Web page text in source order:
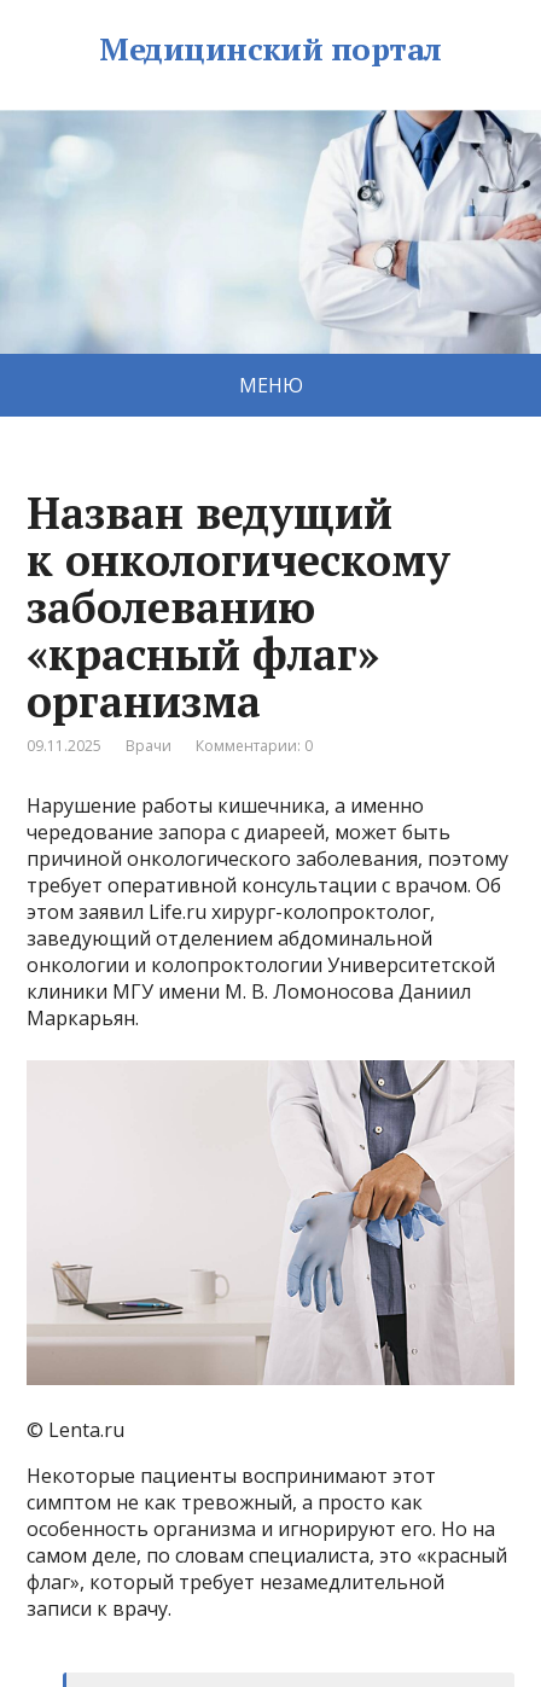
Медицинский портал
МЕНЮ
Назван ведущий
к онкологическому
заболеванию
«красный флаг»
организма
09.11.2025 Врачи Комментарии: 0
Нарушение работы кишечника, а именно
чередование запора с диареей, может быть
причиной онкологического заболевания, поэтому
требует оперативной консультации с врачом. Об
этом заявил Life.ru хирург-колопроктолог,
заведующий отделением абдоминальной
онкологии и колопроктологии Университетской
клиники МГУ имени М. В. Ломоносова Даниил
Маркарьян.
© Lenta.ru
Некоторые пациенты воспринимают этот
симптом не как тревожный, а просто как
особенность организма и игнорируют его. Но на
самом деле, по словам специалиста, это «красный
флаг», который требует незамедлительной
записи к врачу.